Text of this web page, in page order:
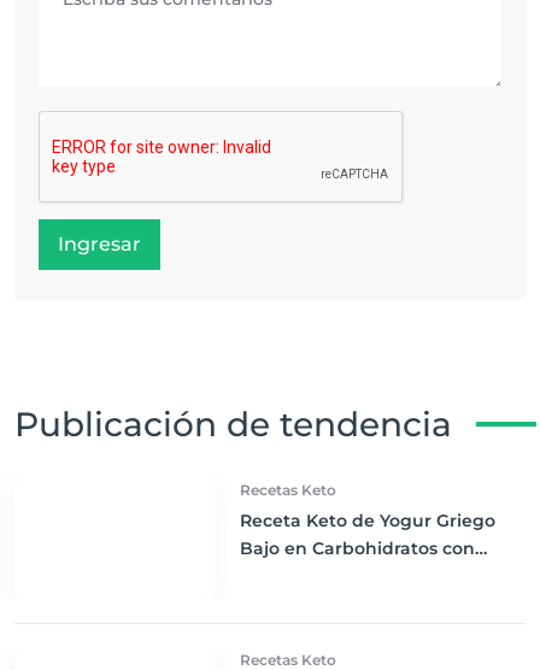
Ingresar
Publicación de tendencia
Recetas Keto
Receta Keto de Yogur Griego
Bajo en Carbohidratos con
Recetas Keto